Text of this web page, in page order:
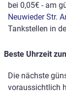
bei 0,05€ - am
Neuwieder Str.
Tankstellen in
Beste Uhrzeit
Die nächste
voraussichtlich